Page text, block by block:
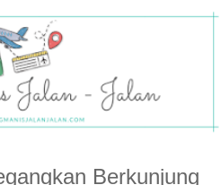
Berkunjung